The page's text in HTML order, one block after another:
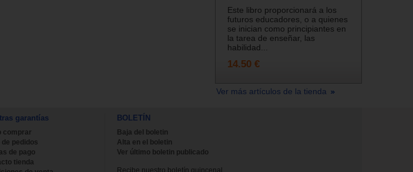
Este libro proporcionará a los
futuros educadores, o a quienes
se inician como principiantes en
la tarea de enseñar, las
habilidad...
14.50 €
Ver más artículos de la tienda
garantías
comprar
de pedidos
de pago
tienda
BOLETÍN
Baja del boletin
Alta en el boletin
Ver último boletin publicado
Recibe nuestro boletín quincenal.